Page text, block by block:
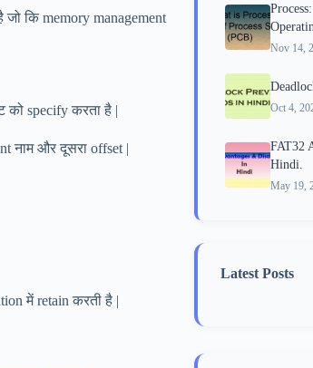
जो कि memory management
को specify करता है |
नाम और दूसरा offset |
में retain करती है |
Nov 14,
Oct 4,
FAT32
Hindi.
May 19,
Latest Posts